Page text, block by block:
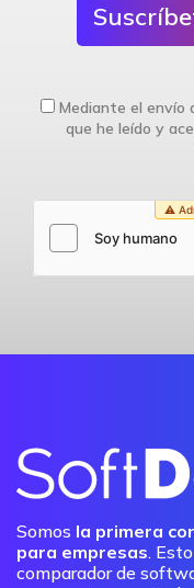
Mediante el envío
que he leído y
Somos la primera
para empresas.
comparador de